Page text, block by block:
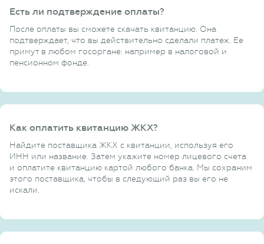
Есть ли подтверждение оплаты?
После оплаты вы сможете скачать квитанцию. Она
подтверждает, что вы действительно сделали платеж. Ее
примут в любом госоргане: например в налоговой и
пенсионном фонде.
Как оплатить квитанцию ЖКХ?
Найдите поставщика ЖКХ с квитанции, используя его
ИНН или название. Затем укажите номер лицевого счета
и оплатите квитанцию картой любого банка. Мы сохраним
этого поставщика, чтобы в следующий раз вы его не
искали.